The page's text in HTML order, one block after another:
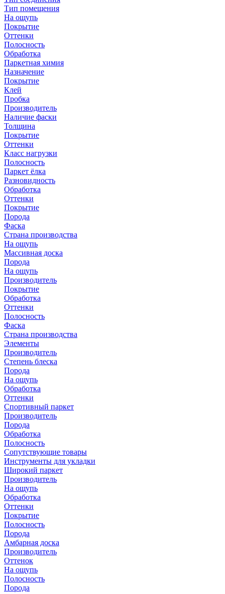
Тип помещения
На ощупь
Покрытие
Оттенки
Полосность
Обработка
Паркетная химия
Назначение
Покрытие
Клей
Пробка
Производитель
Наличие фаски
Толщина
Покрытие
Оттенки
Класс нагрузки
Полосность
Паркет ёлка
Разновидность
Обработка
Оттенки
Покрытие
Порода
Фаска
Страна производства
На ощупь
Массивная доска
Порода
На ощупь
Производитель
Покрытие
Обработка
Оттенки
Полосность
Фаска
Страна производства
Элементы
Производитель
Степень блеска
Порода
На ощупь
Обработка
Оттенки
Спортивный паркет
Производитель
Порода
Обработка
Полосность
Сопутствующие товары
Инструменты для укладки
Широкий паркет
Производитель
На ощупь
Обработка
Оттенки
Покрытие
Полосность
Порода
Амбарная доска
Производитель
Оттенок
На ощупь
Полосность
Порода